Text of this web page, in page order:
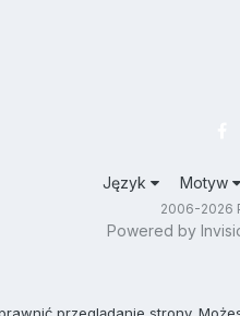
Język Motyw
2006-2026
Powered by
przeglądanie strony.